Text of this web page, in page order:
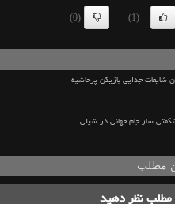
(1)
(0)
شایعات جدایی بازیکن پرحاشیه
ساز جام جهانی در شیلی
مطلب
مطلبنظر دهید